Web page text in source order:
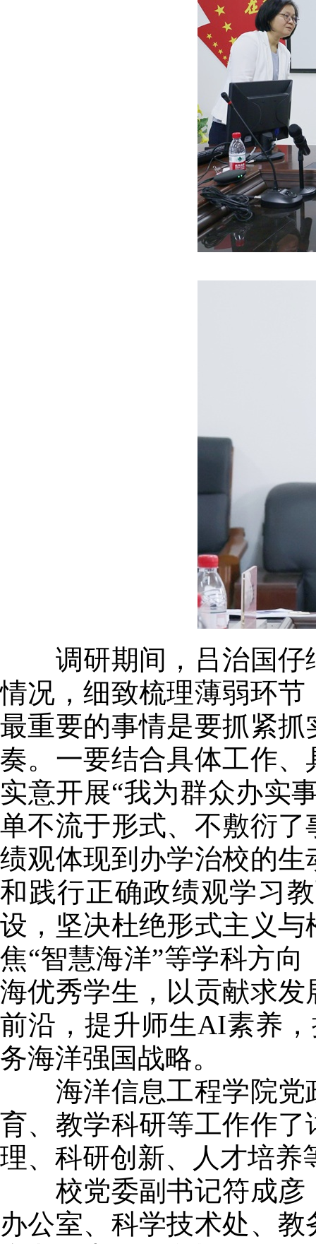
调研期间，吕治国仔
情况，细致梳理薄弱环
最重要的事情是要抓紧
奏。一要结合具体工作
实意开展“我为群众办实
单不流于形式、不敷衍
绩观体现到办学治校的
和践行正确政绩观学习
设，坚决杜绝形式主义
焦“智慧海洋”等学科方
海优秀学生，以贡献求
前沿，提升师生AI素养
务海洋强国战略。
海洋信息工程学院党
育、教学科研等工作作
理、科研创新、人才培养
校党委副书记符成彦
办公室、科学技术处、